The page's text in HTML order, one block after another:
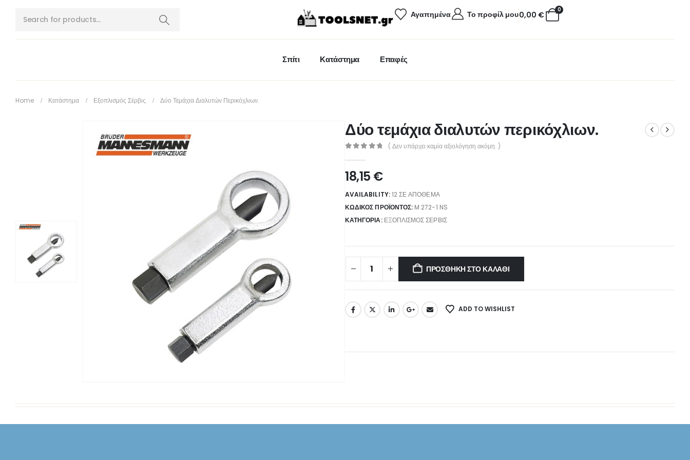
Αγαπημένα Το προφίλ μου 0
0,00 €
Σπίτι Κατάστημα Επαφές
Home Κατάστημα Εξοπλισμός Σέρβις Δύο Τεμάχια Διαλυτών Περικόχλιων.
Δύο τεμάχια διαλυτών περικόχλιων.
( Δεν υπάρχει καμία αξιολόγηση ακόμη. )
18,15 €
AVAILABILITY:12 ΣΕ ΑΠΌΘΕΜΑ
ΚΩΔΙΚΌΣ ΠΡΟΪΌΝΤΟΣ: M 272-1 NS
ΚΑΤΗΓΟΡΊΑ: ΕΞΟΠΛΙΣΜΌΣ ΣΈΡΒΙΣ
ΠΡΟΣΘΉΚΗ ΣΤΟ ΚΑΛΆΘΙ
ADD TO WISHLIST